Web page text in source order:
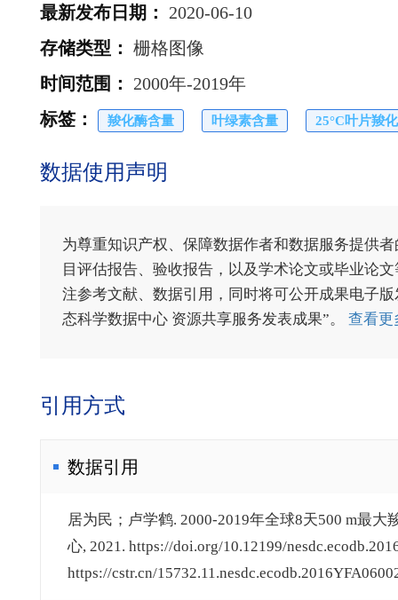
最新发布日期 ：
2020-06-10
存储类型 ： 栅格图像
时间范围 ：
2000年-2019年
标签 ： 羧化酶含量 叶绿素含量 25°C叶片羧
数据使用声明
为尊重知识产权、保障数据作者和数据服务提供
目评估报告、验收报告，以及学术论文或毕业论
注参考文献、数据引用，同时将可公开成果电子
态科学数据中心 资源共享服务发表成果”。 查看
引用方式
数据引用
居为民；卢学鹤. 2000-2019年全球8天500 m最
心, 2021. https://doi.org/10.12199/
https://cstr.cn/